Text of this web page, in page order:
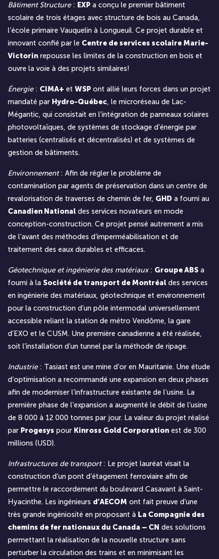
Bâtiment Structure: EXP a conçu le premier bâtiment
scolaire de trois étages avec structure de bois au Canada,
l’école primaire Vauquelin à Longueuil. Ce projet durable et
innovant confié par le Centre de services scolaire Marie-
Victorin repousse les limites de la construction en bois et
ouvre la voie à des projets similaires!
Énergie: CIMA+ et WSP ont allié leurs forces dans un projet
mandaté par Hydro-Québec, le microréseau de Lac-
Mégantic, qui consistait en l’intégration de panneaux solaires
photovoltaïques, de systèmes de stockage d’énergie par
batteries (centralisés et décentralisés) et de systèmes de
gestion de bâtiments.
Environnement: Afin de régler le problème de
contamination par agents de préservation dans un centre de
revalorisation de traverses de chemin de fer, GHD a fourni au
Canadien National des services novateurs en mode
conception-construction. Ce projet pensé autrement a mis
de l’avant des méthodes d’imperméabilisation et de
traitement des eaux durables et efficaces.
Géotechnique et ingénierie des matériaux: Groupe ABS a
fourni à la Société de transport de Montréal des services
en ingénierie des matériaux, géotechnique et environnement
pour la construction d’un pôle intermodal universellement
accessible reliant la station de métro Vendôme, la gare
d’EXO et le CUSM. Une première canadienne a été réalisée,
soit l’installation d’un tunnel par la méthode de ripage.
Industrie: Tasiast est une mine d’or en Mauritanie. Une étude
d’optimisation a recommandé une expansion en deux phases
afin de moderniser l’infrastructure existante de l’usine. La
première phase de l’expansion a augmenté le débit de l’usine
de 8 000 à 12 000 tonnes par jour. La valeur du projet réalisé
par Progesys pour Kinross Gold Corporation est de 300
millions (USD).
Infrastructures de transport: Le projet lauréat visait la
construction d’un pont d’étagement ferroviaire afin de
permettre le raccordement du boulevard Casavant à Saint-
Hyacinthe. Les ingénieurs d’AECOM ont fait preuve d’une
très grande ingéniosité en proposant à La Compagnie des
chemins de fer nationaux du Canada – CN des solutions
permettant la réalisation de la nouvelle structure sans
perturber la circulation des trains et en minimisant les